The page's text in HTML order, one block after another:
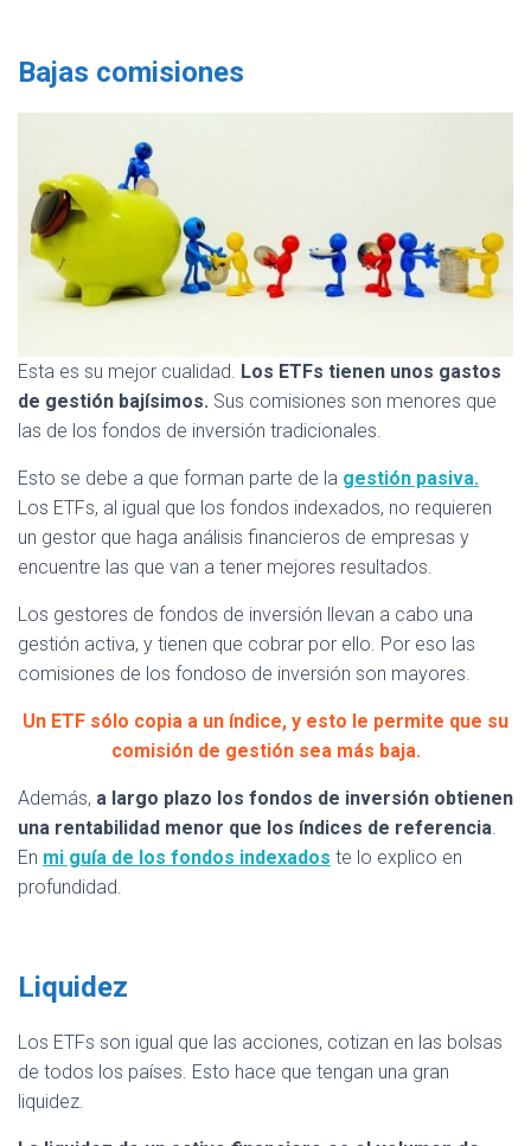
Bajas comisiones
Esta es su mejor cualidad. Los ETFs tienen unos gastos
de gestión bajísimos. Sus comisiones son menores que
las de los fondos de inversión tradicionales.
Esto se debe a que forman parte de la gestión pasiva.
Los ETFs, al igual que los fondos indexados, no requieren
un gestor que haga análisis financieros de empresas y
encuentre las que van a tener mejores resultados.
Los gestores de fondos de inversión llevan a cabo una
gestión activa, y tienen que cobrar por ello. Por eso las
comisiones de los fondoso de inversión son mayores.
Un ETF sólo copia a un índice, y esto le permite que su
comisión de gestión sea más baja.
Además, a largo plazo los fondos de inversión obtienen
una rentabilidad menor que los índices de referencia.
En mi guía de los fondos indexados te lo explico en
profundidad.
Liquidez
Los ETFs son igual que las acciones, cotizan en las bolsas
de todos los países. Esto hace que tengan una gran
liquidez.